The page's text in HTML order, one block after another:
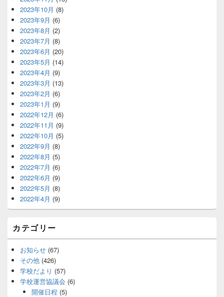
2023年10月 (8)
2023年9月 (6)
2023年8月 (2)
2023年7月 (8)
2023年6月 (20)
2023年5月 (14)
2023年4月 (9)
2023年3月 (13)
2023年2月 (6)
2023年1月 (9)
2022年12月 (6)
2022年11月 (9)
2022年10月 (5)
2022年9月 (8)
2022年8月 (5)
2022年7月 (6)
2022年6月 (9)
2022年5月 (8)
2022年4月 (9)
カテゴリー
お知らせ (67)
その他 (426)
学校だより (57)
学校運営協議会 (6)
開催日程 (5)